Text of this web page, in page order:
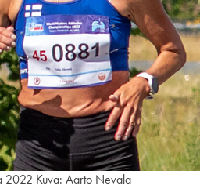
2022 Kuva: Aarto Nevala